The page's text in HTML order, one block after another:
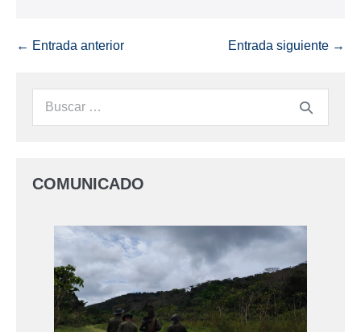
← Entrada anterior Entrada siguiente →
COMUNICADO